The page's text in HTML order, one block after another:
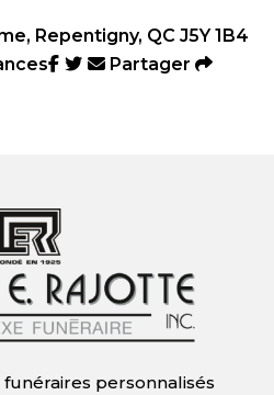
Repentigny, QC J5Y 1B4
Partager
personnalisés